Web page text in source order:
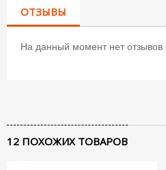
ОТЗЫВЫ
На данный момент нет отзывов
12 ПОХОЖИХ ТОВАРОВ